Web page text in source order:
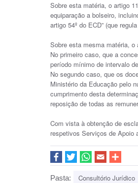
Sobre esta matéria, o artigo
equiparação a bolseiro,
artigo 54º do ECD” (que
Sobre esta mesma matéria, o
No primeiro caso, que a
período mínimo de intervalo
No segundo caso, que os
Ministério da Educação pelo
cumprimento desta
reposição de todas as
Com vista à obtenção de
respetivos Serviços de Apoio
Pasta: Consultório Jurídico